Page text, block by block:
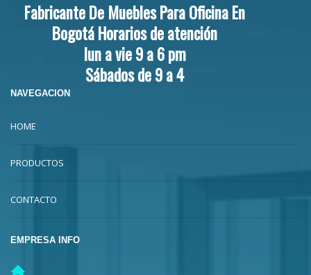
Fabricante De Muebles Para Oficina En
Bogotá Horarios de atención
lun a vie 9 a 6 pm
Sábados de 9 a 4
NAVEGACION
HOME
PRODUCTOS
CONTACTO
EMPRESA INFO